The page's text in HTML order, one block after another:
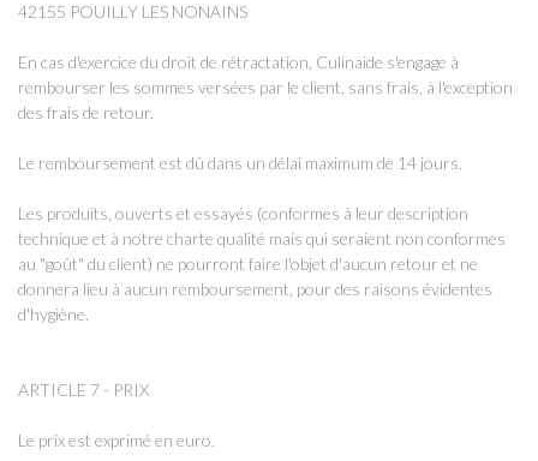
42155 POUILLY LES NONAINS
En cas d'exercice du droit de rétractation, Culinaide s'engage à
rembourser les sommes versées par le client, sans frais, à l'exception
des frais de retour.
Le remboursement est dû dans un délai maximum de 14 jours.
Les produits, ouverts et essayés (conformes à leur description
technique et à notre charte qualité mais qui seraient non conformes
au "goût" du client) ne pourront faire l'objet d'aucun retour et ne
donnera lieu à aucun remboursement, pour des raisons évidentes
d'hygiène.
ARTICLE 7 - PRIX
Le prix est exprimé en euro.